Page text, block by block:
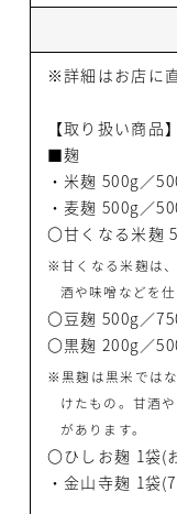
※詳細はお店に
【取り扱い商品】
■麹
・米麹 500g／
・麦麹 500g／
〇甘くなる米麹
※甘くなる米麹は
酒や味噌などを
〇豆麹 500g／
〇黒麹 200g／
※黒麹は黒米では
けたもの。甘酒
があります。
〇ひしお麹 1袋(
・金山寺麹 1袋